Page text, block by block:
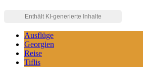
Ausflüge
Georgien
Reise
Tiflis